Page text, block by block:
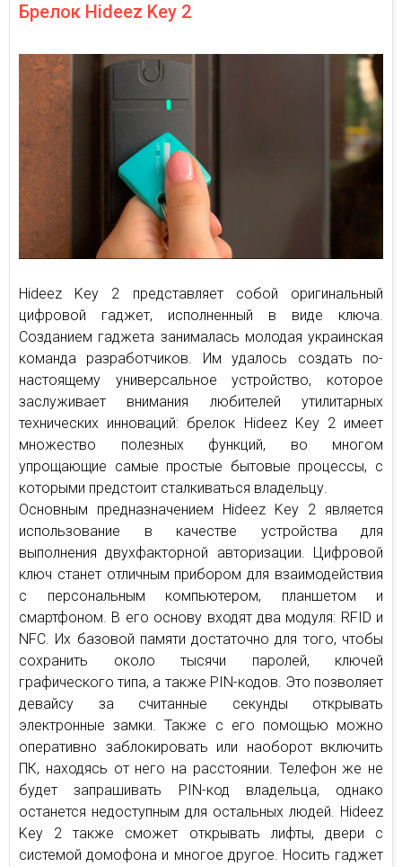
Брелок Hideez Key 2
Hideez Key 2 представляет собой оригинальный
цифровой гаджет, исполненный в виде ключа.
Созданием гаджета занималась молодая украинская
команда разработчиков. Им удалось создать по-
настоящему универсальное устройство, которое
заслуживает внимания любителей утилитарных
технических инноваций: брелок Hideez Key 2 имеет
множество полезных функций, во многом
упрощающие самые простые бытовые процессы, с
которыми предстоит сталкиваться владельцу.
Основным предназначением Hideez Key 2 является
использование в качестве устройства для
выполнения двухфакторной авторизации. Цифровой
ключ станет отличным прибором для взаимодействия
с персональным компьютером, планшетом и
смартфоном. В его основу входят два модуля: RFID и
NFC. Их базовой памяти достаточно для того, чтобы
сохранить около тысячи паролей, ключей
графического типа, а также PIN-кодов. Это позволяет
девайсу за считанные секунды открывать
электронные замки. Также с его помощью можно
оперативно заблокировать или наоборот включить
ПК, находясь от него на расстоянии. Телефон же не
будет запрашивать PIN-код владельца, однако
останется недоступным для остальных людей. Hideez
Key 2 также сможет открывать лифты, двери с
системой домофона и многое другое. Носить гаджет